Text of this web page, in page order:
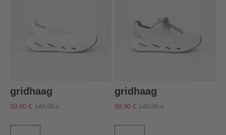
gridhaag
99,90 € 149,90 €
gridhaag
99,90 € 149,90 €